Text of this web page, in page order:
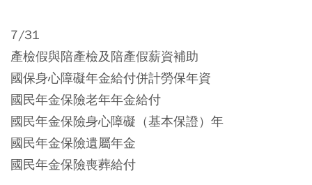
7/31
產檢假與陪產檢及陪產假薪資補助
國保身心障礙年金給付併計勞保年資
國民年金保險老年年金給付
國民年金保險身心障礙（基本保證）年
國民年金保險遺屬年金
國民年金保險喪葬給付